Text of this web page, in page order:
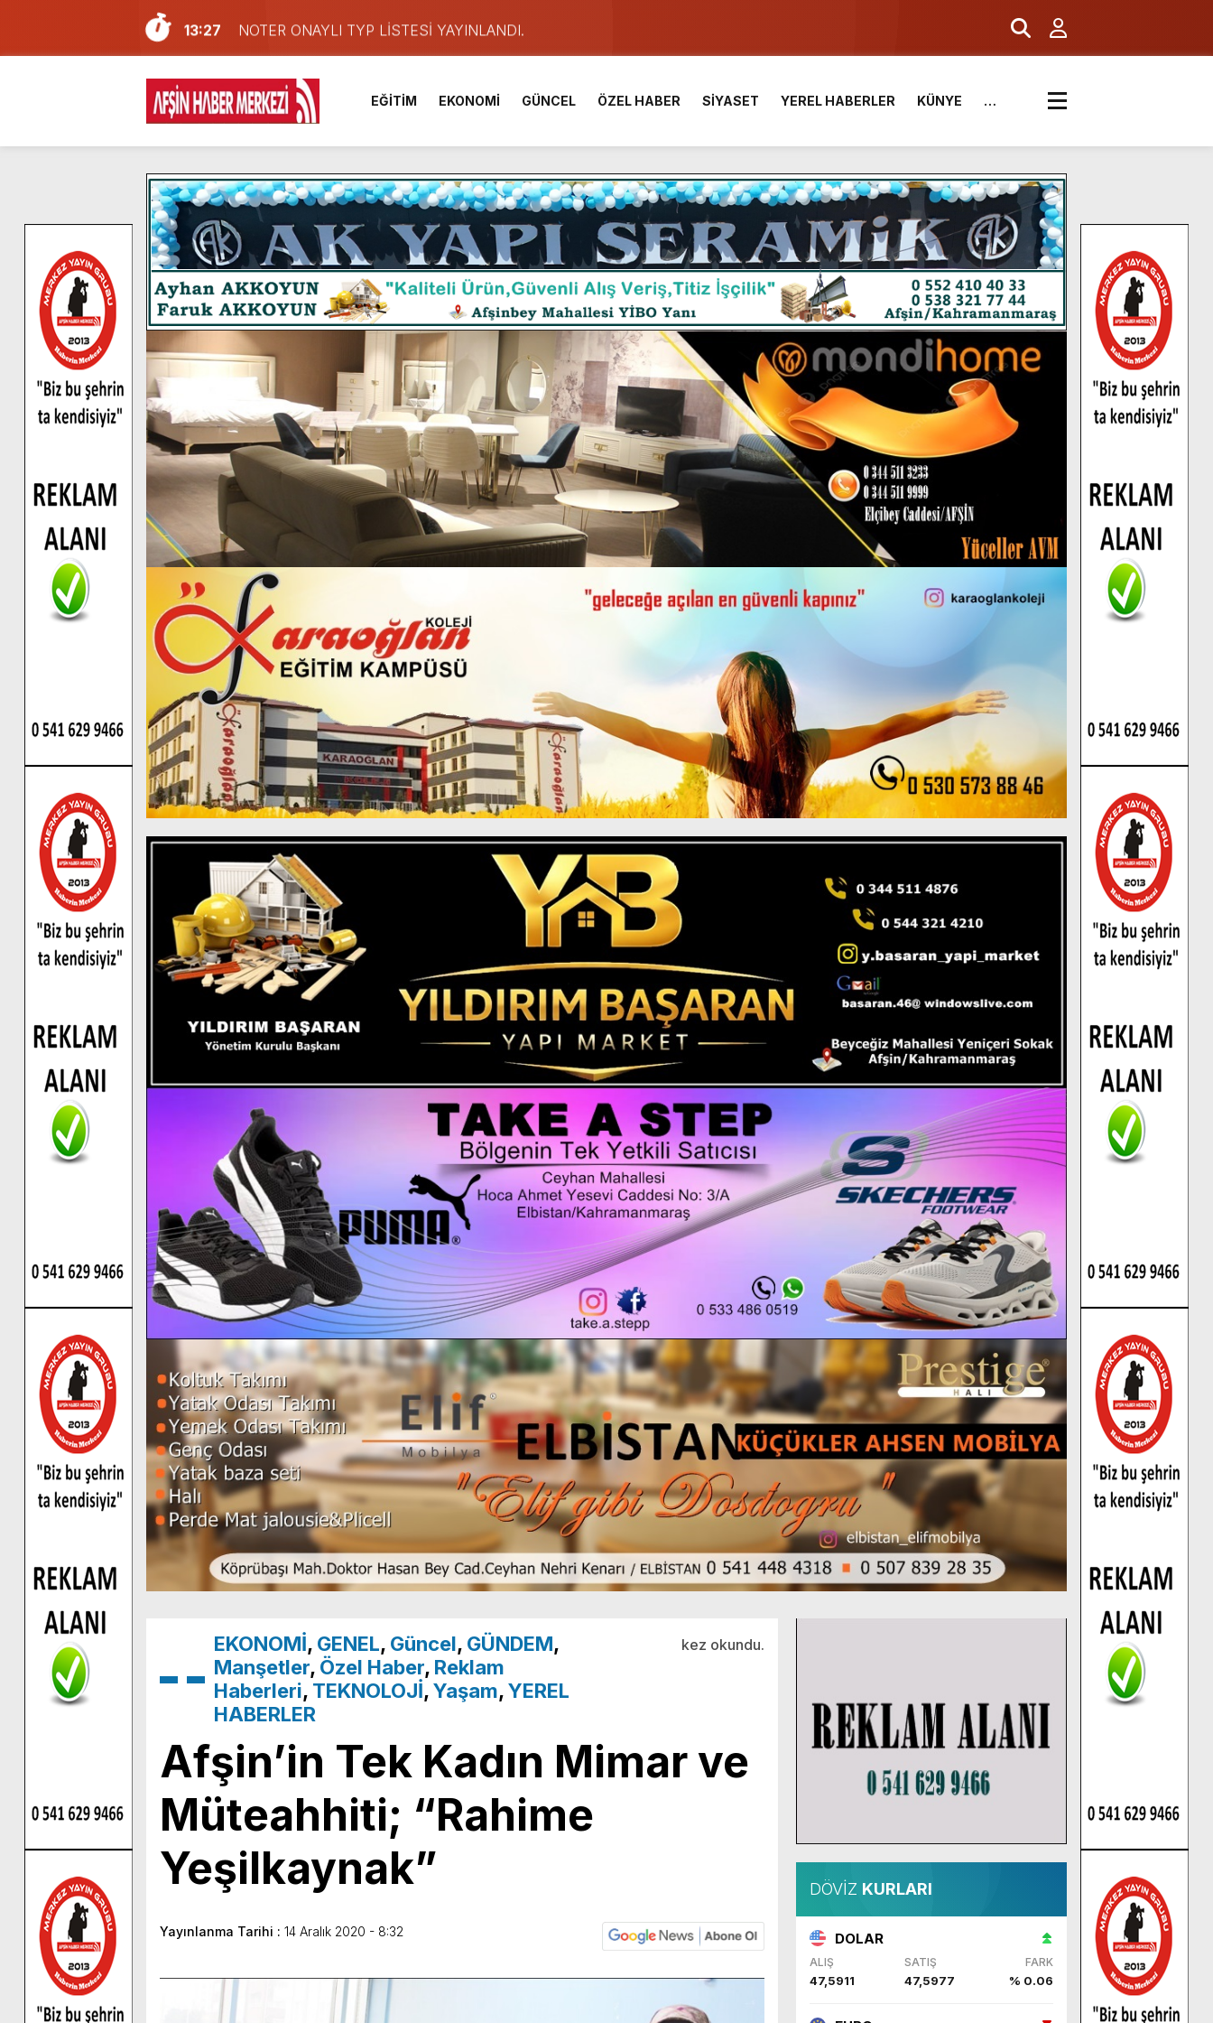
13:27
NOTER ONAYLI TYP LİSTESİ YAYINLANDI.
11:22
KAFUM Fuar Alanı Bulut ve Yavuz’un Ezgileriyle Şenlendi.
8:06
Afşinli bir hemşehrimizin de olduğu Filistin Konvoyu, güçlenerek ilerliyor.
14:05
Madrigal, Perşembe Günü KAFUM’da Sahne Alacak.
7:39
KEDİNİZ Mİ VAR?
7:27
Cumhurbaşkanı Erdoğan, Ayser Çalık Ortaokulu Şehitlerinin Aileleriyle Bir Araya Geldi.
13:57
Afşin Heyetinden Kaymakam Muammer Sarıdoğan’a Beşikdüzü’nde hayırlı olsun ziyareti.
10:34
Vatandaşlardan Ağustos Fuarı’na Tam Not.
16:48
Pusula Maraş Kamplarında 2 Bin Genç Doğa ve Bilimle Buluştu.
16:10
Uluslararası Bisiklet Yarışması’nda En Zorlu Etap Tamamlandı.
EĞİTİM EKONOMİ GÜNCEL ÖZEL HABER SİYASET YEREL HABERLER KÜNYE …
EKONOMİ, GENEL, Güncel, GÜNDEM,
Manşetler, Özel Haber, Reklam
Haberleri, TEKNOLOJİ,Yaşam,YEREL
HABERLER
kez okundu.
Afşin’in Tek Kadın Mimar ve
Müteahhiti; “Rahime
Yeşilkaynak”
Yayınlanma Tarihi : 14 Aralık 2020 - 8:32
DÖVİZ KURLARI
DOLAR
ALIŞ SATIŞ FARK
47,5911 47,5977 % 0.06